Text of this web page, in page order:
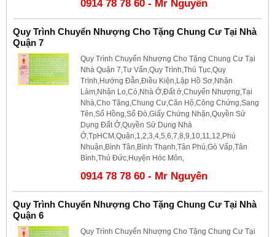
0914 78 78 60 - Mr Nguyên
Quy Trình Chuyển Nhượng Cho Tặng Chung Cư Tại Nhà
Quận 7
Quy Trình Chuyển Nhượng Cho Tặng Chung Cư Tại
Nhà Quận 7,Tư Vấn,Quy Trình,Thủ Tục,Quy
Trình,Hướng Đẫn,Điều Kiện,Lập Hồ Sơ,Nhận
Làm,Nhận Lo,Có,Nhà Ở,Đất ở,Chuyển Nhượng,Tại
Nhà,Cho Tặng,Chung Cư,Căn Hộ,Công Chứng,Sang
Tên,Sổ Hồng,Sổ Đỏ,Giấy Chứng Nhận,Quyền Sử
Dụng Đất Ở,Quyền Sử Dụng Nhà
Ở,TpHCM,Quận,1,2,3,4,5,6,7,8,9,10,11,12,Phú
Nhuận,Bình Tân,Bình Thạnh,Tân Phú,Gò Vấp,Tân
Bình,Thủ Đức,Huyện Hóc Môn,
0914 78 78 60 - Mr Nguyên
Quy Trình Chuyển Nhượng Cho Tặng Chung Cư Tại Nhà
Quận 6
Quy Trình Chuyển Nhượng Cho Tặng Chung Cư Tại